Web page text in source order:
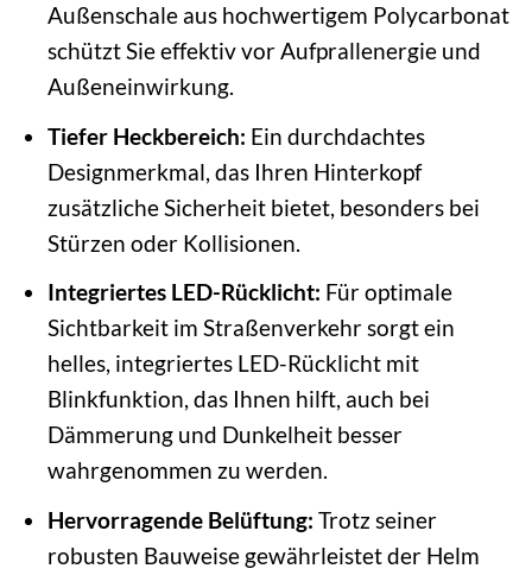
Außenschale aus hochwertigem Polycarbonat
schützt Sie effektiv vor Aufprallenergie und
Außeneinwirkung.
Tiefer Heckbereich: Ein durchdachtes
Designmerkmal, das Ihren Hinterkopf
zusätzliche Sicherheit bietet, besonders bei
Stürzen oder Kollisionen.
Integriertes LED-Rücklicht: Für optimale
Sichtbarkeit im Straßenverkehr sorgt ein
helles, integriertes LED-Rücklicht mit
Blinkfunktion, das Ihnen hilft, auch bei
Dämmerung und Dunkelheit besser
wahrgenommen zu werden.
Hervorragende Belüftung: Trotz seiner
robusten Bauweise gewährleistet der Helm